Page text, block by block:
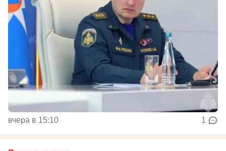
вчера в 15:10 1